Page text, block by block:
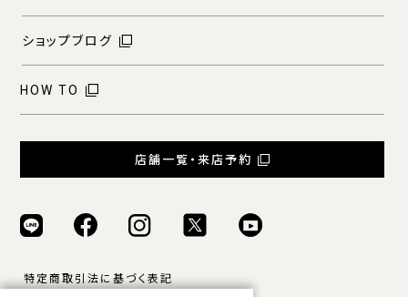
ショップブログ
HOW TO
店舗一覧・来店予約
特定商取引法に基づく表記